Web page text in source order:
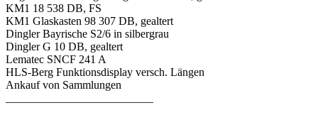
KM1 18 538 DB, FS
KM1 Glaskasten 98 307 DB, gealtert
Dingler Bayrische S2/6 in silbergrau
Dingler G 10 DB, gealtert
Lematec SNCF 241 A
HLS-Berg Funktionsdisplay versch. Längen
Ankauf von Sammlungen